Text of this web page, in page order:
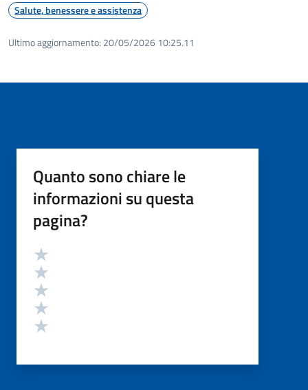
Salute, benessere e assistenza
Ultimo aggiornamento: 20/05/2026 10:25.11
Quanto sono chiare le
informazioni su questa
pagina?
Valutazione